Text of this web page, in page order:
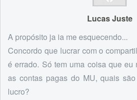
Lucas Juste
A propósito ja ia me esquecendo...
Concordo que lucrar com o
é errado. Só tem uma coisa que eu
as contas pagas do MU, quais
lucro?